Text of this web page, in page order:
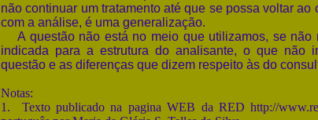
não continuar um tratamento até que se possa voltar
com a análise, é uma generalização.
A questão não está no meio que utilizamos, se não
indicada para a estrutura do analisante, o que não
questão e as diferenças que dizem respeito às do
Notas:
1. Texto publicado na pagina WEB da RED http://